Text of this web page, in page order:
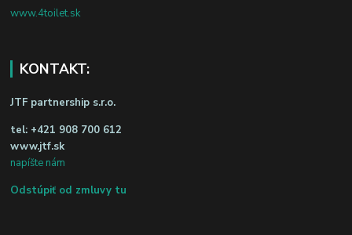
www.4toilet.sk
KONTAKT:
JTF partnership s.r.o.
tel: +421 908 700 612
www.jtf.sk
napíšte nám
Odstúpiť od zmluvy tu